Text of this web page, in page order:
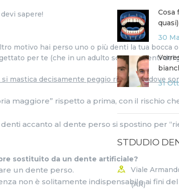
sapere!
motivo hai perso uno o più denti la tua bocca
per te (che in un adulto sono 32, denti del
si mastica decisamente peggio rispetto a dove
maggiore” rispetto a prima, con il rischio
accanto al dente perso si spostino per
sostituito da un dente artificiale?
un dente perso.
non è solitamente indispensabile ai fini
Cosa
30
31
STDUDIO
Viale
(AR)